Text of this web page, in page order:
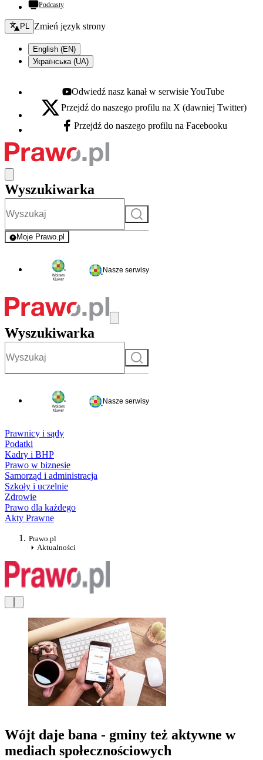
Podcasty
Zmień język - bieżący:
PL Zmień język strony
English (EN)
Українська (UA)
Youtube - otwiera się w nowej karcie
Odwiedź nasz kanał w serwisie YouTube
X - otwiera się w nowej karcie
Przejdź do naszego profilu na X (dawniej Twitter)
Facebook - otwiera się w nowej karcie
Przejdź do naszego profilu na Facebooku
Wyszukiwarka
Szukaj
Moje Prawo.pl
- rejestracja i logowanie do serwisu
Nasze serwisy
Wyszukiwarka
Szukaj
Nasze serwisy
Prawnicy i sądy
Podatki
Kadry i BHP
Prawo w biznesie
Samorząd i administracja
Szkoły i uczelnie
Zdrowie
Prawo dla każdego
Akty Prawne
Prawo.pl
Aktualności
Wójt daje bana - gminy też aktywne w
mediach społecznościowych